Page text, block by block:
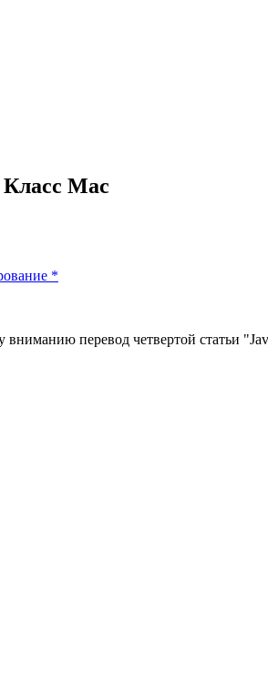
Mac
*
перевод четвертой статьи